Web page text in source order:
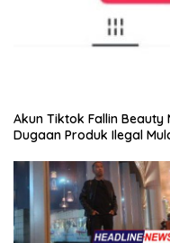
Akun Tiktok Fallin Beauty
Dugaan Produk Ilegal